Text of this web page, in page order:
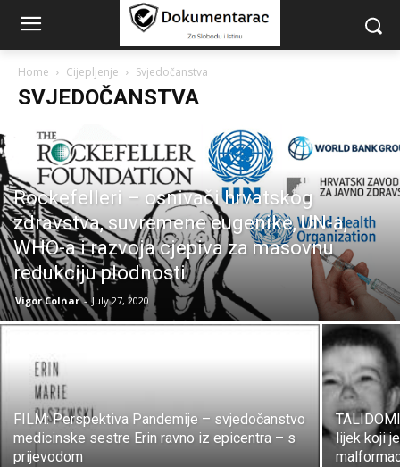
Home Cijepljenje Svjedočanstva
SVJEDOČANSTVA
Rockefelleri – osnivači hrvatskog
zdravstva, suvremene eugenike, UN-a,
WHO-a i razvoja cjepiva za masovnu
redukciju plodnosti
Vigor Colnar - July 27, 2020
FILM: Perspektiva Pandemije – svjedočanstvo
medicinske sestre Erin ravno iz epicentra – s
prijevodom
lijek koji